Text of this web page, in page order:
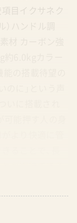
ミを採用し、
ーズだけカー